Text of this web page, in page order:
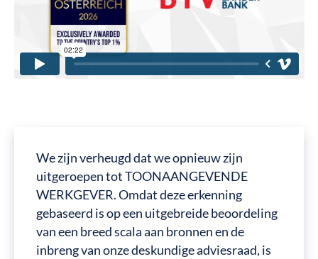
We zijn verheugd dat we opnieuw zijn
uitgeroepen tot TOONAANGEVENDE
WERKGEVER. Omdat deze erkenning
gebaseerd is op een uitgebreide beoordeling
van een breed scala aan bronnen en de
inbreng van onze deskundige adviesraad, is